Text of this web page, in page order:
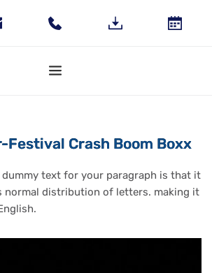
Crash Boom Boxx
text for your paragraph is that it
normal distribution of letters. making it